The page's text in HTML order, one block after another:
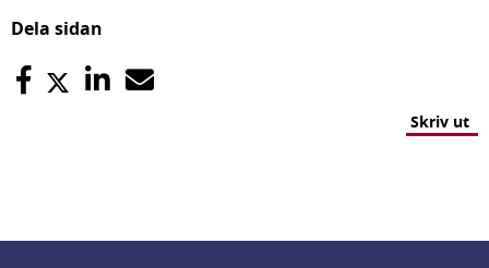
Dela sidan
Skriv ut